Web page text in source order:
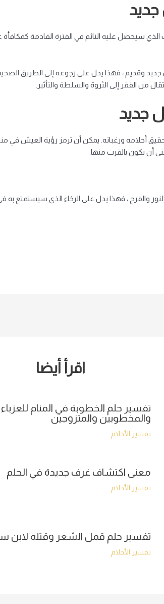
الذي سيحصل عليه النائم في الفترة القادمة
جديد وقديم ، فهذا يدل على رجوعه إلى الطريق
من الفقر إلى الثروة والسلطة والتأثير.
جديد
أحلامه ورغباته. يمكن أن ترمز رؤية العيش في
أن يكون بالقرب منها.
والفرح ، فهذا يدل على الرخاء الذي سيستمتع به
اقرأ أيضا
تفسير حلم الخطوبة في المنام للعزباء
والمخطوبين والمتزوجين
تفسير الأحلام
معنى اكتشاف غرف جديدة في الحلم
تفسير الأحلام
تفسير حلم قمل الشعر وقتله لابن
تفسير الأحلام